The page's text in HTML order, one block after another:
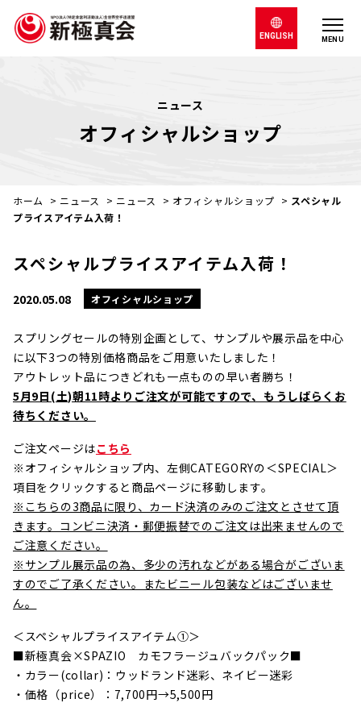
MENU
ENGLISH
ニュース
オフィシャルショップ
ホーム > ニュース > ニュース > オフィシャルショップ > スペシャル
プライスアイテム入荷！
スペシャルプライスアイテム入荷！
2020.05.08 オフィシャルショップ
スプリングセールの特別企画として、サンプルや展示品を中心
に以下3つの特別価格商品をご用意いたしました！
アウトレット品につきどれも一点ものの早い者勝ち！
5月9日(土)朝11時よりご注文が可能ですので、もうしばらくお
待ちください。
ご注文ページはこちら
※オフィシャルショップ内、左側CATEGORYの＜SPECIAL＞
項目をクリックすると商品ページに移動します。
※こちらの3商品に限り、カード決済のみのご注文とさせて頂
きます。コンビニ決済・郵便振替でのご注文は出来ませんので
ご注意ください。
※サンプル展示品の為、多少の汚れなどがある場合がございま
すのでご了承ください。またビニール包装などはございませ
ん。
＜スペシャルプライスアイテム①＞
■新極真会×SPAZIO カモフラージュバックパック■
・カラー(collar)：ウッドランド迷彩、ネイビー迷彩
・価格（price）：7,700円→5,500円